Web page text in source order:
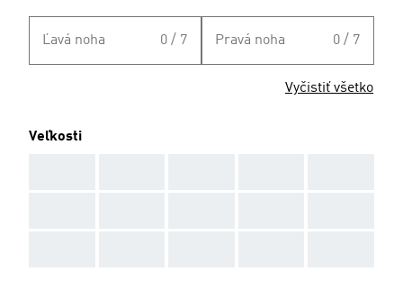
Ľavá noha 0 / 7 Pravá noha 0 / 7
Vyčistiť všetko
Veľkosti